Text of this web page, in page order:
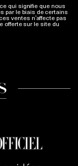
qui signifie que nous
par le biais de certains
ventes n’affecte pas
offerte sur le site du